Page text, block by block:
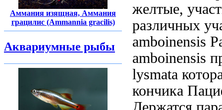
Аммания изящная, Аммания
грацилис (Ammannia gracilis)
Аквариумные рыбы
желтые,
различных
amboinensis
amboinensis
lysmata
кончика